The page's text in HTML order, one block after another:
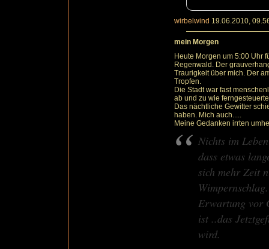
wirbelwind 19.06.2010,
mein Morgen
Heute Morgen um 5:00 Uhr
Regenwald. Der
Traurigkeit über mich. Der
Tropfen.
Die Stadt war fast
ab und zu wie
Das nächtliche Gewitter
haben. Mich auch.....
Meine Gedanken irrten
Nichts im
dass etwas
sich mehr Zeit
Erwartung vor
ist ..das
wird.